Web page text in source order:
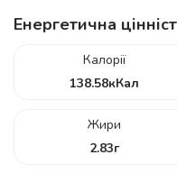
Енергетична
Калорії
138.58кКал
Жири
2.83г